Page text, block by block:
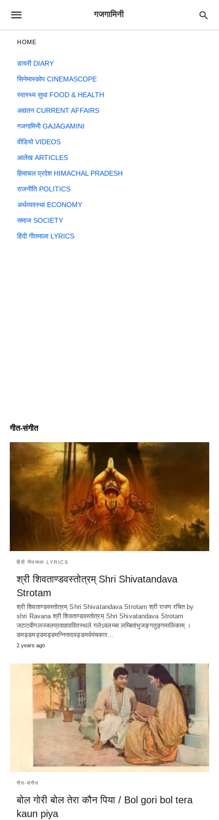
गजगामिनी
HOME
डायरी DIARY
सिनेमास्कोप CINEMASCOPE
स्वास्थ्य सुधा FOOD & HEALTH
अद्यतन CURRENT AFFAIRS
गजगामिनी GAJAGAMINI
वीडियो VIDEOS
आलेख ARTICLES
हिमाचल प्रदेश HIMACHAL PRADESH
राजनीति POLITICS
अर्थव्यवस्था ECONOMY
समाज SOCIETY
हिंदी गीतमाला LYRICS
गीत-संगीत
हिंदी गीतमाला LYRICS
श्री शिवताण्डवस्तोत्रम् Shri Shivatandava
Strotam
श्री शिवताण्डवस्तोत्रम् Shri Shivatandava Strotam श्री रावण रचित by
shri Ravana श्री शिवताण्डवस्तोत्रम् Shri Shivatandava Strotam
जटाटवीगलज्जलप्रवाहपावितस्थले गलेऽवलम्ब्य लम्बितांभुजङ्गतुङ्गमालिकाम् ‌।
डमड्डमड्डमड्डमन्निनादवड्डमर्वयंचकार…
2 years ago
गीत-संगीत
बोल गोरी बोल तेरा कौन पिया / Bol gori bol tera
kaun piya